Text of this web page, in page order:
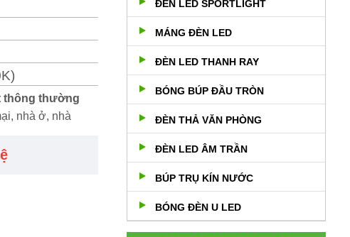
thông thường
nhà ở, nhà
ĐÈN LED SPORTLIGHT
MÁNG ĐÈN LED
ĐÈN LED THANH RAY
BÓNG BÚP ĐẦU TRÒN
ĐÈN THẢ VĂN PHÒNG
ĐÈN LED ÂM TRẦN
BÚP TRỤ KÍN NƯỚC
BÓNG ĐÈN U LED